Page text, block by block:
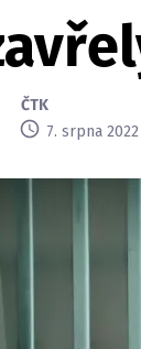
ČTK
7. srpna 2022